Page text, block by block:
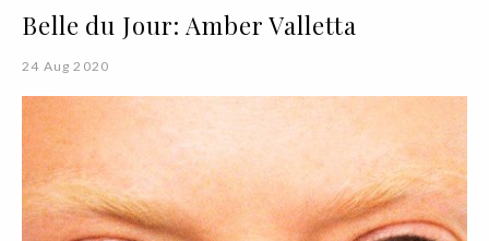
Belle du Jour: Amber Valletta
24 Aug 2020